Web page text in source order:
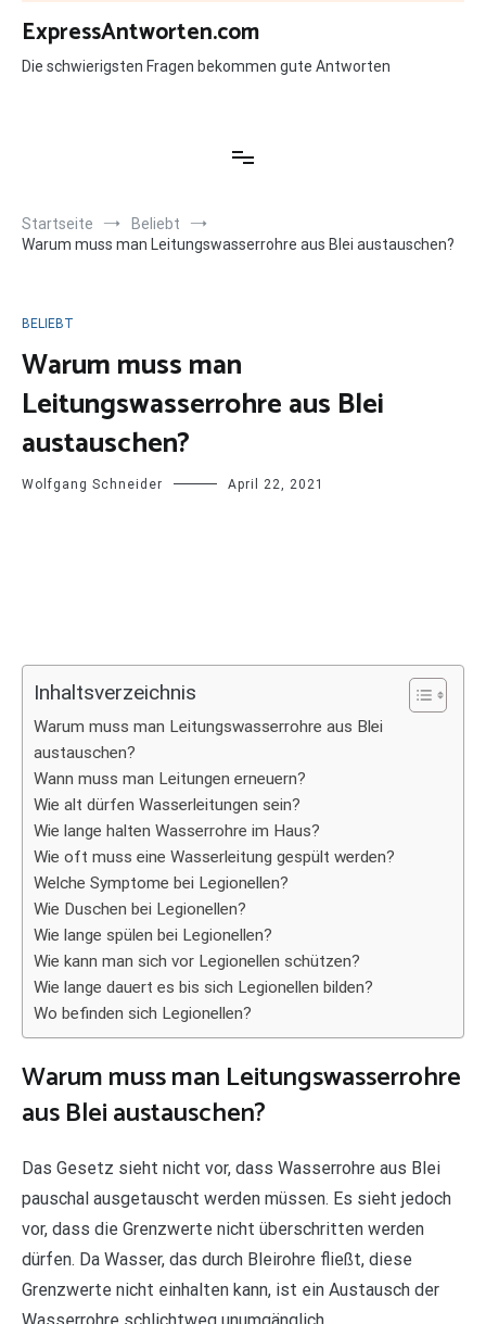
Zum
Inhalt
springen
ExpressAntworten.com
Die schwierigsten Fragen bekommen gute Antworten
Startseite
Beliebt
Warum muss man Leitungswasserrohre aus Blei austauschen?
BELIEBT
Warum muss man
Leitungswasserrohre aus Blei
austauschen?
Wolfgang Schneider April 22, 2021
Inhaltsverzeichnis
Warum muss man Leitungswasserrohre aus Blei
austauschen?
Wann muss man Leitungen erneuern?
Wie alt dürfen Wasserleitungen sein?
Wie lange halten Wasserrohre im Haus?
Wie oft muss eine Wasserleitung gespült werden?
Welche Symptome bei Legionellen?
Wie Duschen bei Legionellen?
Wie lange spülen bei Legionellen?
Wie kann man sich vor Legionellen schützen?
Wie lange dauert es bis sich Legionellen bilden?
Wo befinden sich Legionellen?
Warum muss man Leitungswasserrohre
aus Blei austauschen?
Das Gesetz sieht nicht vor, dass Wasserrohre aus Blei
pauschal ausgetauscht werden müssen. Es sieht jedoch
vor, dass die Grenzwerte nicht überschritten werden
dürfen. Da Wasser, das durch Bleirohre fließt, diese
Grenzwerte nicht einhalten kann, ist ein Austausch der